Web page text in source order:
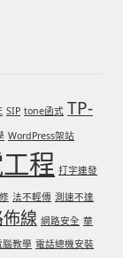
SIP tone函式 TP-
WordPress架站
程 打字連發
法不輕傳 測速不達
線 網路安全 華
腦教學 電話總機安裝